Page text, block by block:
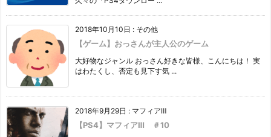
2018年10月10日 : その他
【ゲーム】おっさんが主人公のゲーム
大好物なジャンル おっさん好きな皆様、こんにちは！ 実
はわたくし、否定も見下す気 ...
2018年9月29日 : マフィアⅢ
【PS4】マフィアⅢ ＃10